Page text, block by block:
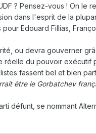
? Pensez-vous ! On le
dans l'esprit de la
Edouard Fillias,
ou devra gouverner
réelle du pouvoir
fassent bel et bien
être le Gorbatchev
se nommant